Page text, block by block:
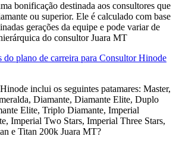
bonificação destinada aos consultores que
ou superior. Ele é calculado com base
gerações da equipe e pode variar de
do consultor Juara MT
do plano de carreira para Consultor Hinode
inclui os seguintes patamares: Master,
Diamante, Diamante Elite, Duplo
Elite, Triplo Diamante, Imperial
Imperial Two Stars, Imperial Three Stars,
e Titan 200k Juara MT?